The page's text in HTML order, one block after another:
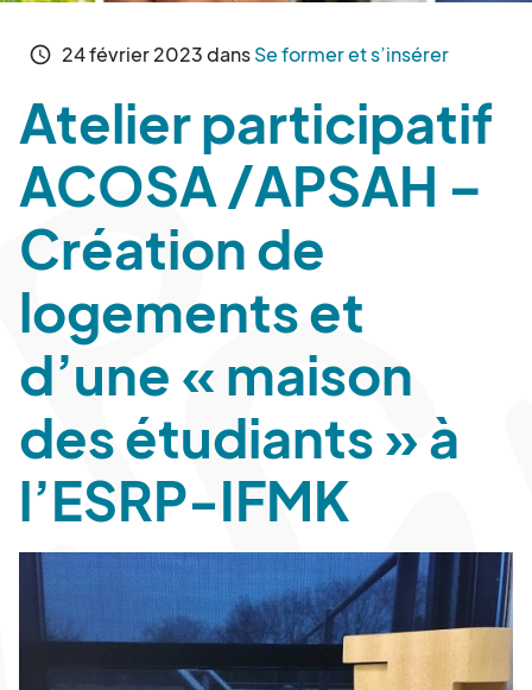
schedule 24février2023dansSe former et s’insérer
Atelier participatif
ACOSA /APSAH –
Création de
logements et
d’une « maison
des étudiants » à
l’ESRP-IFMK